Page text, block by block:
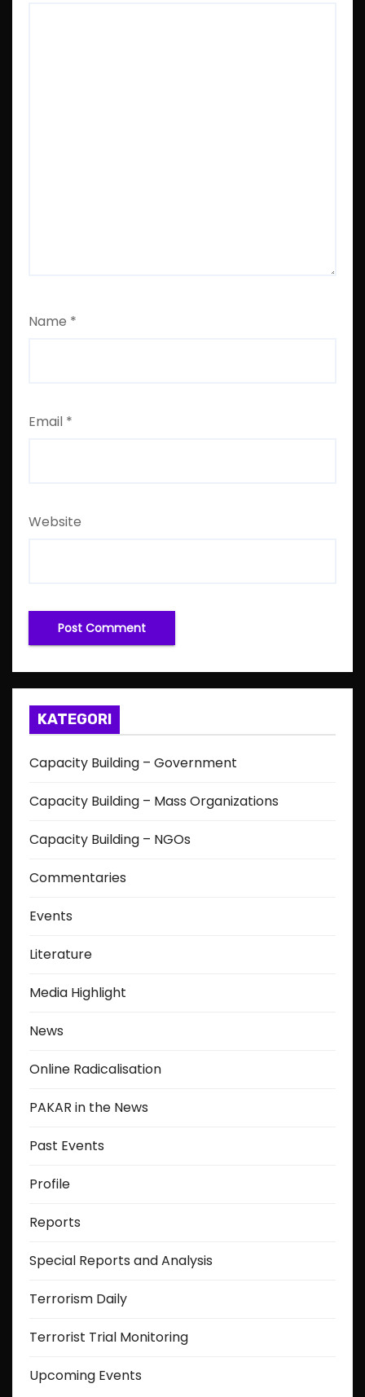
Name *
Email *
Website
KATEGORI
Capacity Building – Government
Capacity Building – Mass Organizations
Capacity Building – NGOs
Commentaries
Events
Literature
Media Highlight
News
Online Radicalisation
PAKAR in the News
Past Events
Profile
Reports
Special Reports and Analysis
Terrorism Daily
Terrorist Trial Monitoring
Upcoming Events